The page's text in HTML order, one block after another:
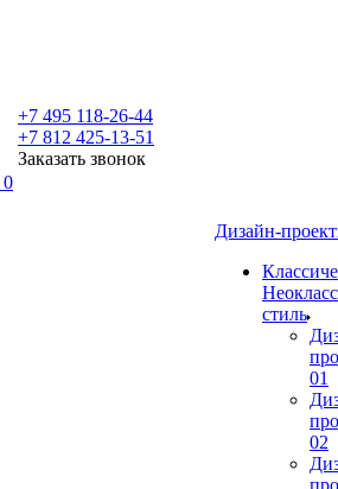
+7 495 118-26-44
+7 812 425-13-51
Заказать звонок
0
Дизайн-
стиль
01
02